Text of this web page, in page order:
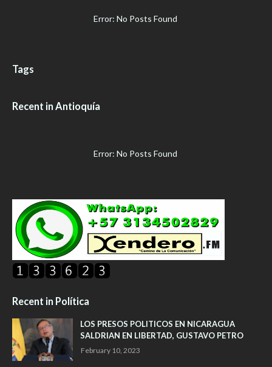
Error: No Posts Found
Tags
Recent in Antioquía
Error: No Posts Found
Recent in Política
LOS PRESOS POLITICOS EN NICARAGUA
SALDRIAN EN LIBERTAD, GUSTAVO PETRO
February 10, 2023